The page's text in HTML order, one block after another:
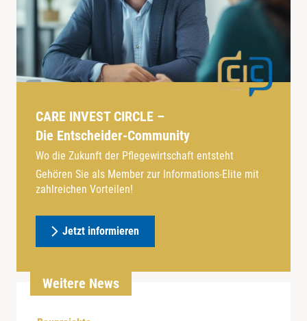
CARE INVEST CIRCLE –
Die Entscheider-Community
Wo die Zukunft der Pflegewirtschaft entsteht
Gehören Sie als Member zur Informations-Elite mit
zahlreichen Vorteilen!
Jetzt informieren
Weitere News